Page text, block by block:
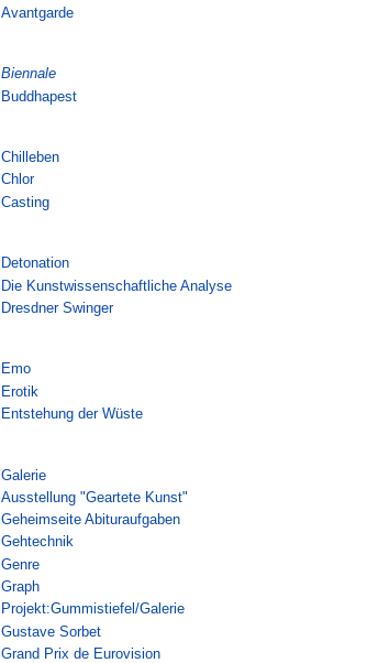
Avantgarde
Biennale
Buddhapest
Chilleben
Chlor
Casting
Detonation
Die Kunstwissenschaftliche Analyse
Dresdner Swinger
Emo
Erotik
Entstehung der Wüste
Galerie
Ausstellung "Geartete Kunst"
Geheimseite Abituraufgaben
Gehtechnik
Genre
Graph
Projekt:Gummistiefel/Galerie
Gustave Sorbet
Grand Prix de Eurovision